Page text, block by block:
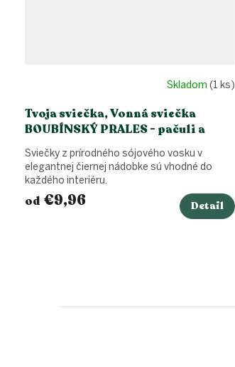
Tvoja sviečka, Vonná sviečka
BOUBÍNSKÝ PRALES - pačuli a
zázvor
Skladom (1 ks)
od €9,96 Detail
Sviečky z prírodného sójového vosku v
elegantnej čiernej nádobke sú vhodné do
každého interiéru.